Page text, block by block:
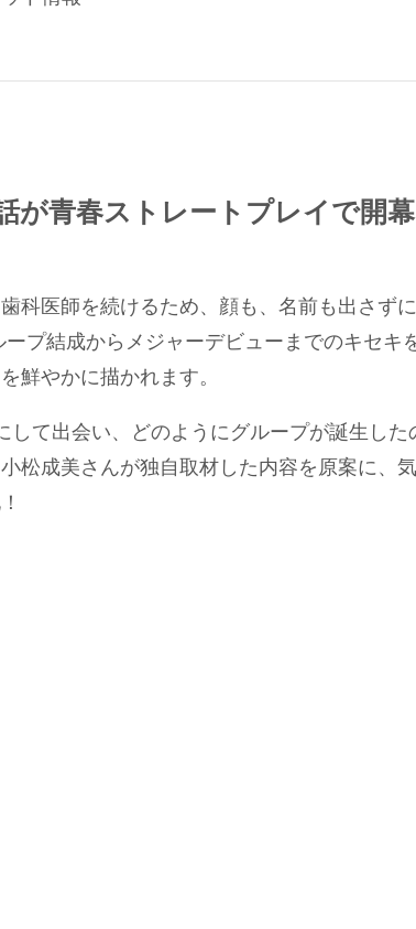
が青春ストレートプレイで開幕
科医師を続けるため、顔も、名前も出さず
プ結成からメジャーデビューまでのキセキ
鮮やかに描かれます。
て出会い、どのようにグループが誕生した
松成美さんが独自取材した内容を原案に、